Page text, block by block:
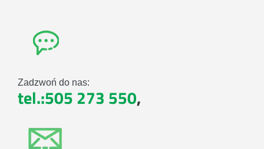
Zadzwoń do nas:
tel.:505 273 550,